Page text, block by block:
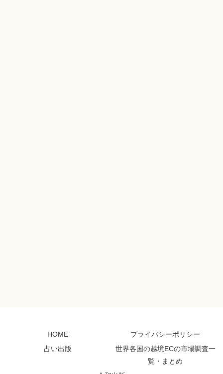
HOME
プライバシーポリシー
占い出版
世界各国の越境ECの市場調査一
覧・まとめ